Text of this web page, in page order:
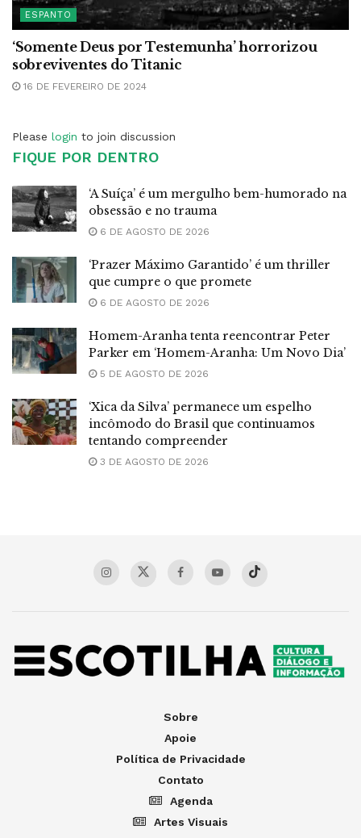
ESPANTO
‘Somente Deus por Testemunha’ horrorizou
sobreviventes do Titanic
16 DE FEVEREIRO DE 2024
Please login to join discussion
FIQUE POR DENTRO
‘A Suíça’ é um mergulho bem-humorado na
obsessão e no trauma
6 DE AGOSTO DE 2026
‘Prazer Máximo Garantido’ é um thriller
que cumpre o que promete
6 DE AGOSTO DE 2026
Homem-Aranha tenta reencontrar Peter
Parker em ‘Homem-Aranha: Um Novo Dia’
5 DE AGOSTO DE 2026
‘Xica da Silva’ permanece um espelho
incômodo do Brasil que continuamos
tentando compreender
3 DE AGOSTO DE 2026
Sobre
Apoie
Política de Privacidade
Contato
Agenda
Artes Visuais